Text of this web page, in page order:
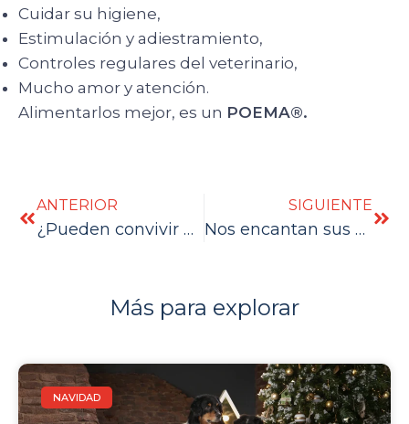
Cuidar su higiene,
Estimulación y adiestramiento,
Controles regulares del veterinario,
Mucho amor y atención.
Alimentarlos mejor, es un POEMA®.
ANTERIOR
¿Pueden convivir perros y gatos?
SIGUIENTE
Nos encantan sus explosiones de energía
Más para explorar
NAVIDAD